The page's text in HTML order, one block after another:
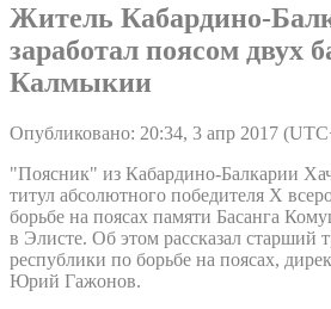
Житель Кабардино-
заработал поясом двух
Калмыкии
Опубликовано: 20:34, 3 апр 2017
"Поясник" из Кабардино-Балкарии
титул абсолютного победителя X
борьбе на поясах памяти Басанга
в Элисте. Об этом рассказал старший
республики по борьбе на поясах,
Юрий Гажонов.